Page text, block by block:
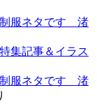
制服ネタです 渚
集記事＆イラス
制服ネタです 渚